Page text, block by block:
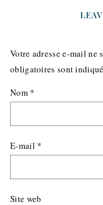
Votre adresse e-mail ne
obligatoires sont
Nom *
E-mail *
Site web